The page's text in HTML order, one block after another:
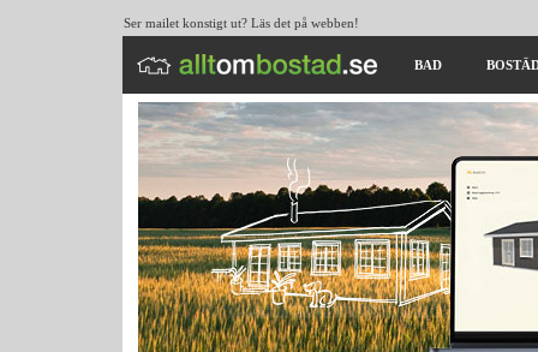
Ser mailet konstigt ut? Läs det på webben!
BAD